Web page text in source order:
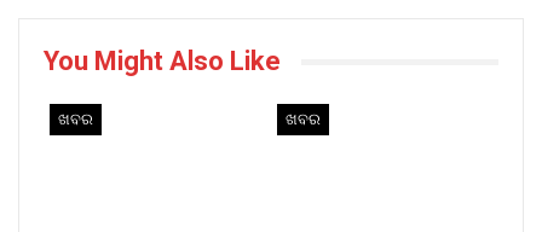
You Might Also Like
ଖବର ଖବର